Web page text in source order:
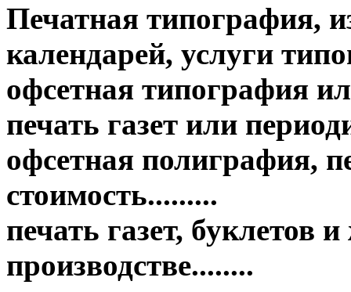
Печатная типография,
календарей, услуги
офсетная типография
печать газет или
офсетная полиграфия,
стоимость.........
печать газет, буклетов
производстве........